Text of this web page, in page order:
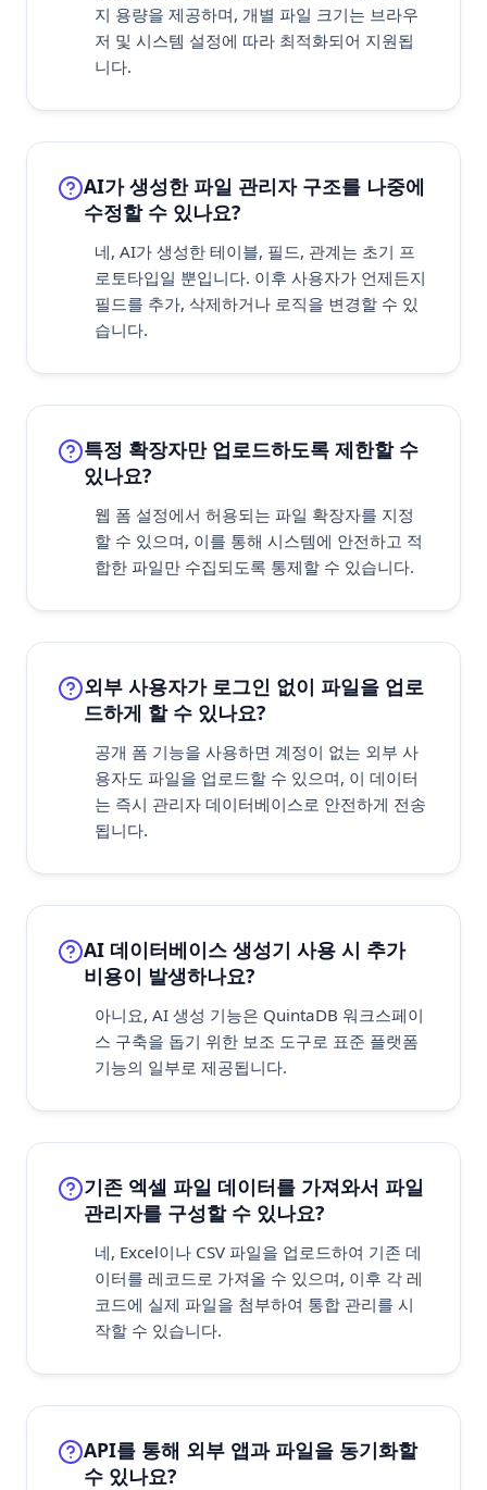
지 용량을 제공하며, 개별 파일 크기는 브라우
저 및 시스템 설정에 따라 최적화되어 지원됩
니다.
AI가 생성한 파일 관리자 구조를 나중에
수정할 수 있나요?
네, AI가 생성한 테이블, 필드, 관계는 초기 프
로토타입일 뿐입니다. 이후 사용자가 언제든지
필드를 추가, 삭제하거나 로직을 변경할 수 있
습니다.
특정 확장자만 업로드하도록 제한할 수
있나요?
웹 폼 설정에서 허용되는 파일 확장자를 지정
할 수 있으며, 이를 통해 시스템에 안전하고 적
합한 파일만 수집되도록 통제할 수 있습니다.
외부 사용자가 로그인 없이 파일을 업로
드하게 할 수 있나요?
공개 폼 기능을 사용하면 계정이 없는 외부 사
용자도 파일을 업로드할 수 있으며, 이 데이터
는 즉시 관리자 데이터베이스로 안전하게 전송
됩니다.
AI 데이터베이스 생성기 사용 시 추가
비용이 발생하나요?
아니요, AI 생성 기능은 QuintaDB 워크스페이
스 구축을 돕기 위한 보조 도구로 표준 플랫폼
기능의 일부로 제공됩니다.
기존 엑셀 파일 데이터를 가져와서 파일
관리자를 구성할 수 있나요?
네, Excel이나 CSV 파일을 업로드하여 기존 데
이터를 레코드로 가져올 수 있으며, 이후 각 레
코드에 실제 파일을 첨부하여 통합 관리를 시
작할 수 있습니다.
API를 통해 외부 앱과 파일을 동기화할
수 있나요?